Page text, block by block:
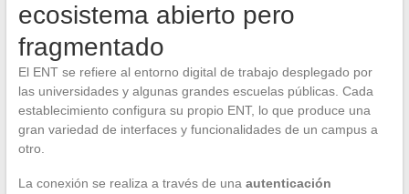
ecosistema abierto pero
fragmentado
El ENT se refiere al entorno digital de trabajo desplegado por
las universidades y algunas grandes escuelas públicas. Cada
establecimiento configura su propio ENT, lo que produce una
gran variedad de interfaces y funcionalidades de un campus a
otro.
La conexión se realiza a través de una autenticación